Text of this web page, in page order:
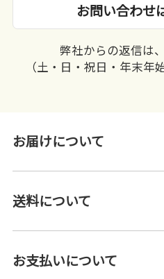
お問い合わせ
弊社からの返信は
（土・日・祝日・年末年
お届けについて
送料について
お支払いについて